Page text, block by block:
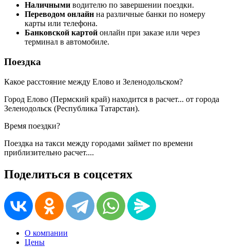
Наличными водителю по завершении поездки.
Переводом онлайн на различные банки по номеру
карты или телефона.
Банковской картой онлайн при заказе или через
терминал в автомобиле.
Поездка
Какое расстояние между Елово и Зеленодольском?
Город Елово (Пермский край) находится в расчет... от города
Зеленодольск (Республика Татарстан).
Время поездки?
Поездка на такси между городами займет по времени
приблизительно расчет....
Поделиться в соцсетях
О компании
Цены